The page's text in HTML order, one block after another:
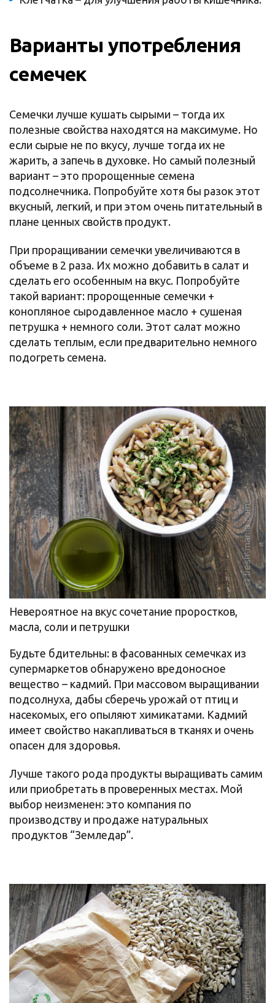
Варианты употребления
семечек
Семечки лучше кушать сырыми – тогда их
полезные свойства находятся на максимуме. Но
если сырые не по вкусу, лучше тогда их не
жарить, а запечь в духовке. Но самый полезный
вариант – это пророщенные семена
подсолнечника. Попробуйте хотя бы разок этот
вкусный, легкий, и при этом очень питательный в
плане ценных свойств продукт.
При проращивании семечки увеличиваются в
объеме в 2 раза. Их можно добавить в салат и
сделать его особенным на вкус. Попробуйте
такой вариант: пророщенные семечки +
конопляное сыродавленное масло + сушеная
петрушка + немного соли. Этот салат можно
сделать теплым, если предварительно немного
подогреть семена.
Невероятное на вкус сочетание проростков,
масла, соли и петрушки
Будьте бдительны: в фасованных семечках из
супермаркетов обнаружено вредоносное
вещество – кадмий. При массовом выращивании
подсолнуха, дабы сберечь урожай от птиц и
насекомых, его опыляют химикатами. Кадмий
имеет свойство накапливаться в тканях и очень
опасен для здоровья.
Лучше такого рода продукты выращивать самим
или приобретать в проверенных местах. Мой
выбор неизменен: это компания по
производству и продаже натуральных
продуктов “Земледар”.